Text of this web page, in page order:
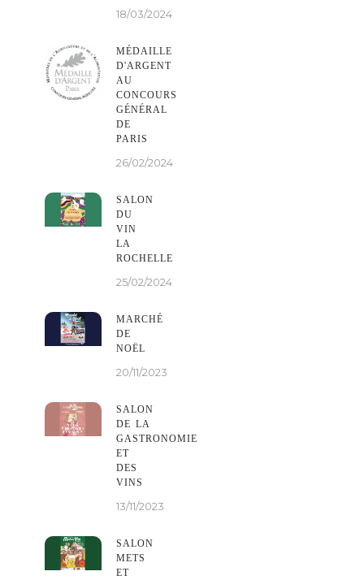
18/03/2024
MÉDAILLE
D'ARGENT
AU
CONCOURS
GÉNÉRAL
DE
PARIS
26/02/2024
SALON
DU
VIN
LA
ROCHELLE
25/02/2024
MARCHÉ
DE
NOËL
20/11/2023
SALON
DE LA
GASTRONOMIE
ET
DES
VINS
13/11/2023
SALON
METS
ET